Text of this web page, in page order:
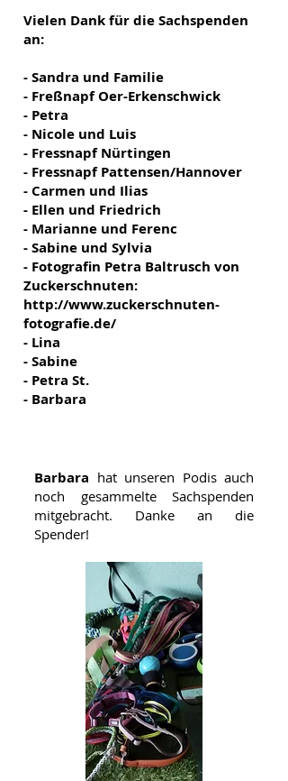
Vielen Dank für die Sachspenden
an:
- Sandra und Familie
- FreßnapfOer-Erkenschwick
- Petra
- Nicole und Luis
- Fressnapf Nürtingen
- Fressnapf Pattensen/Hannover
- Carmen und Ilias
- Ellen und Friedrich
- Marianne und Ferenc
- Sabine und Sylvia
- Fotografin Petra Baltrusch von
Zuckerschnuten:
http://www.zuckerschnuten-
fotografie.de/
- Lina
- Sabine
- Petra St.
- Barbara
Barbara hat unseren Podis auch
noch gesammelte Sachspenden
mitgebracht. Danke an die
Spender!